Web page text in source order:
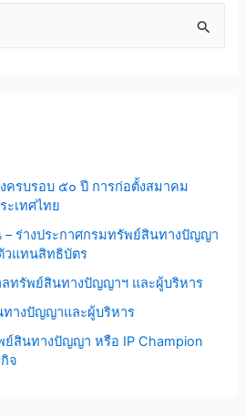
ครบรอบ ๕๐ ปี การก่อตั้งสมาคม
เทศไทย
ร่างประกาศกรมทรัพย์สินทางปัญญา
วแทนสิทธิบัตร
ทรัพย์สินทางปัญญาฯ และผู้บริหาร
างปัญญาและผู้บริหาร
ย์สินทางปัญญา หรือ IP Champion
จ